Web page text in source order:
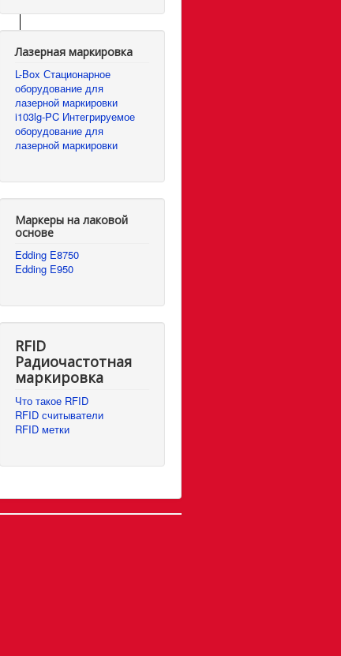
Лазерная маркировка
L-Box Стационарное
оборудование для
лазерной маркировки
i103lg-PC Интегрируемое
оборудование для
лазерной маркировки
Маркеры на лаковой
основе
Edding E8750
Edding E950
RFID
Радиочастотная
маркировка
Что такое RFID
RFID считыватели
RFID метки